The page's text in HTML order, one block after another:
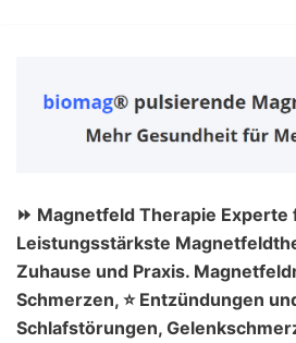
springen
⏩ Magnetfeld Therapie Experte
Leistungsstärkste
Zuhause und Praxis.
Schmerzen, ⭐ Entzündungen
Schlafstörungen,